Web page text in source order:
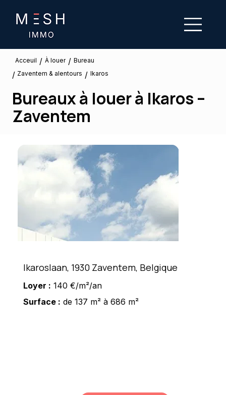
Acceuil / À louer / Bureau
/ Zaventem & alentours / Ikaros
Bureaux à louer à Ikaros –
Zaventem
Ikaroslaan, 1930 Zaventem, Belgique
Loyer : 140 €/m²/an
Surface : de 137 m² à 686 m²